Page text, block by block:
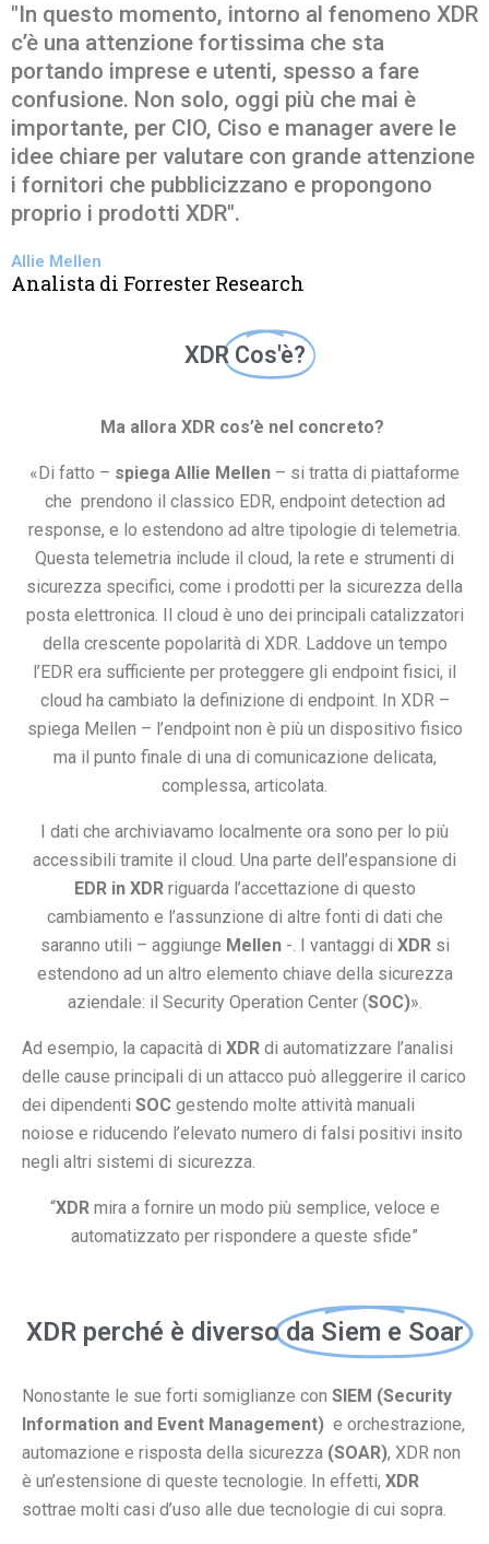
"In questo momento, intorno al fenomeno XDR
c’è una attenzione fortissima che sta
portando imprese e utenti, spesso a fare
confusione. Non solo, oggi più che mai è
importante, per CIO, Ciso e manager avere le
idee chiare per valutare con grande attenzione
i fornitori che pubblicizzano e propongono
proprio i prodotti XDR".
Allie Mellen
Analista di Forrester Research
XDR Cos'è?
Ma allora XDR cos’è nel concreto?
«Di fatto – spiega Allie Mellen – si tratta di piattaforme
che prendono il classico EDR, endpoint detection ad
response, e lo estendono ad altre tipologie di telemetria.
Questa telemetria include il cloud, la rete e strumenti di
sicurezza specifici, come i prodotti per la sicurezza della
posta elettronica. Il cloud è uno dei principali catalizzatori
della crescente popolarità di XDR. Laddove un tempo
l’EDR era sufficiente per proteggere gli endpoint fisici, il
cloud ha cambiato la definizione di endpoint. In XDR –
spiega Mellen – l’endpoint non è più un dispositivo fisico
ma il punto finale di una di comunicazione delicata,
complessa, articolata.
I dati che archiviavamo localmente ora sono per lo più
accessibili tramite il cloud. Una parte dell’espansione di
EDR in XDRriguarda l’accettazione di questo
cambiamento e l’assunzione di altre fonti di dati che
saranno utili – aggiunge Mellen-. I vantaggi di XDRsi
estendono ad un altro elemento chiave della sicurezza
aziendale: il Security Operation Center (SOC)».
Ad esempio, la capacità di XDR di automatizzare l’analisi
delle cause principali di un attacco può alleggerire il carico
dei dipendenti SOC gestendo molte attività manuali
noiose e riducendo l’elevato numero di falsi positivi insito
negli altri sistemi di sicurezza.
“XDR mira a fornire un modo più semplice, veloce e
automatizzato per rispondere a queste sfide”
XDR perché è diverso da Siem e Soar
Nonostante le sue forti somiglianze con SIEM (Security
Information and Event Management) e orchestrazione,
automazione e risposta della sicurezza (SOAR), XDR non
è un’estensione di queste tecnologie. In effetti, XDR
sottrae molti casi d’uso alle due tecnologie di cui sopra.